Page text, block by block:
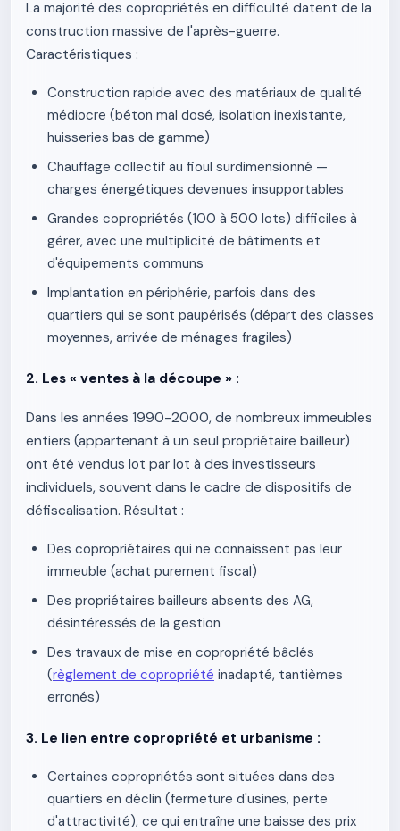
La majorité des copropriétés en difficulté datent de la
construction massive de l'après-guerre.
Caractéristiques :
Construction rapide avec des matériaux de qualité
médiocre (béton mal dosé, isolation inexistante,
huisseries bas de gamme)
Chauffage collectif au fioul surdimensionné —
charges énergétiques devenues insupportables
Grandes copropriétés (100 à 500 lots) difficiles à
gérer, avec une multiplicité de bâtiments et
d'équipements communs
Implantation en périphérie, parfois dans des
quartiers qui se sont paupérisés (départ des classes
moyennes, arrivée de ménages fragiles)
2. Les « ventes à la découpe » :
Dans les années 1990-2000, de nombreux immeubles
entiers (appartenant à un seul propriétaire bailleur)
ont été vendus lot par lot à des investisseurs
individuels, souvent dans le cadre de dispositifs de
défiscalisation. Résultat :
Des copropriétaires qui ne connaissent pas leur
immeuble (achat purement fiscal)
Des propriétaires bailleurs absents des AG,
désintéressés de la gestion
Des travaux de mise en copropriété bâclés
(règlement de copropriété inadapté, tantièmes
erronés)
3. Le lien entre copropriété et urbanisme :
Certaines copropriétés sont situées dans des
quartiers en déclin (fermeture d'usines, perte
d'attractivité), ce qui entraîne une baisse des prix